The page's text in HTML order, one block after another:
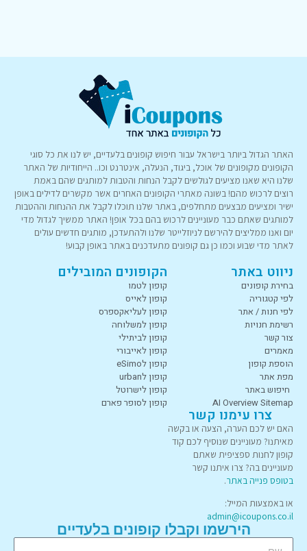
האתר הגדול ביותר בישראל עבור חיפוש קופונים בלעדיים, יש לנו את כל סוגי
הקופונים מקופונים של אוכל, ביגוד, הנעלה, אינטרנט וכו.. הייחודיות של האתר
שלנו היא שאנו מציעים לגולשים לקבל הנחות והטבות למותגים שהם באמת
רוצים לרכוש מהם! בשונה מאתרי הקופונים האחרים אשר מקשרים לדילים באופן
ישיר ומציעים מבצעים מתחלפים, באתר שלנו תוכלו לקבל את ההנחות וההטבות
למותגים שאתם כבר מעוניינים לרכוש בהם בכל אופן! האתר ממשיך לגדול מדי
יום ואנו ממליצים להירשם לניוזלייטר שלנו ולהתעדכן, מותגים חדשים עולים
לאתר מדי שבוע וכמו כן גם קופונים מתעדכנים באתר באופן קבוע!
ניווט באתר
בחירת קופונים
לפי קטגוריה
לפי חנות / אתר
רשימת חנויות
צור קשר
מאמרים
הוספת קופון
מפת אתר
חיפוש באתר
AI Overview Sitemap
הקופונים המובילים
קופון לטמו
קופון לאייס
קופון לעליאקספרס
קופון למשלוחה
קופון לביתילי
קופון לאייבורי
קופון לeSimo
קופון לurban
קופון לישרוטל
קופון לסופר פארם
צרו עימנו קשר
האם יש לכם הערה, הצעה או בקשה
מאיתנו? מעוניינים שנוסיף לכם קוד
קופון לחנות ספציפית שאתם
מעוניינים בה? צרו איתנו קשר
בטופס פנייה באתר.
או באמצעות המייל:
admin@icoupons.co.il
הירשמו וקבלו קופונים בלעדיים